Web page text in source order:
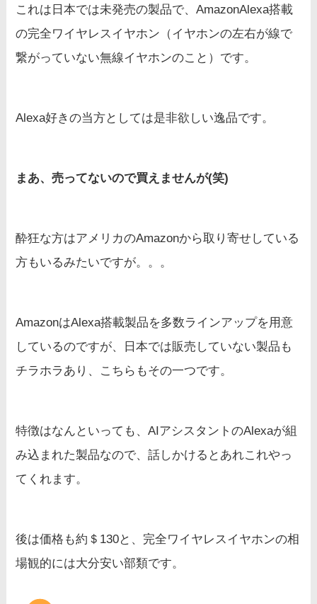
これは日本では未発売の製品で、AmazonAlexa搭載
の完全ワイヤレスイヤホン（イヤホンの左右が線で
繋がっていない無線イヤホンのこと）です。
Alexa好きの当方としては是非欲しい逸品です。
まあ、売ってないので買えませんが(笑)
酔狂な方はアメリカのAmazonから取り寄せしている
方もいるみたいですが。。。
AmazonはAlexa搭載製品を多数ラインアップを用意
しているのですが、日本では販売していない製品も
チラホラあり、こちらもその一つです。
特徴はなんといっても、AIアシスタントのAlexaが組
み込まれた製品なので、話しかけるとあれこれやっ
てくれます。
後は価格も約＄130と、完全ワイヤレスイヤホンの相
場観的には大分安い部類です。